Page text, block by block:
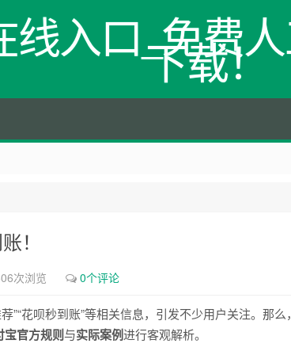
线入口_免费
下载！
！
次浏览 0个评论
”“花呗秒到账”等相关信息，引发不少用户关注。那
宝官方规则与实际案例进行客观解析。